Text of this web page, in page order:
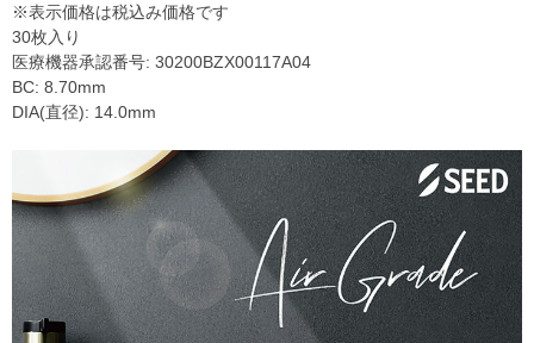
※表示価格は税込み価格です
30枚入り
医療機器承認番号: 30200BZX00117A04
BC: 8.70mm
DIA(直径): 14.0mm